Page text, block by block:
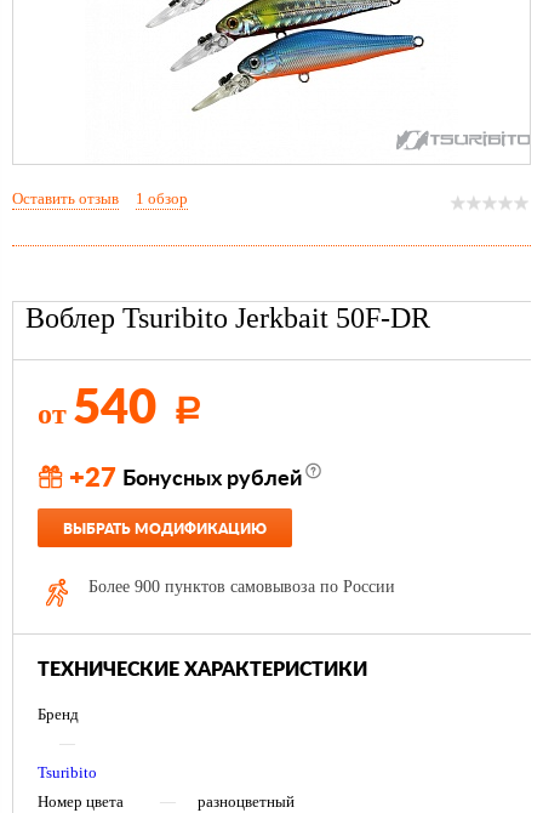
Воблер Tsuribito Jerkbait 50F-DR
от 540 Р
+27 Бонусных рублей
ВЫБРАТЬ МОДИФИКАЦИЮ
Более 900 пунктов самовывоза по России
ТЕХНИЧЕСКИЕ ХАРАКТЕРИСТИКИ
Бренд
—
Tsuribito
Номер цвета
—
разноцветный
Оставить отзыв 1 обзор